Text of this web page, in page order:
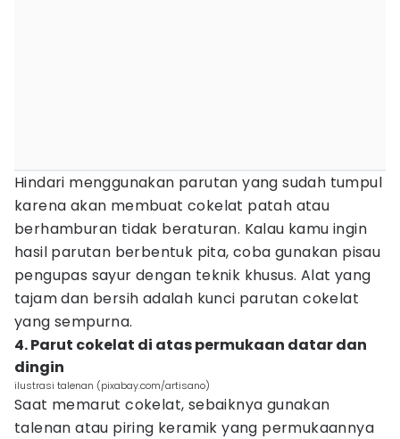
Hindari menggunakan parutan yang sudah tumpul
karena akan membuat cokelat patah atau
berhamburan tidak beraturan. Kalau kamu ingin
hasil parutan berbentuk pita, coba gunakan pisau
pengupas sayur dengan teknik khusus. Alat yang
tajam dan bersih adalah kunci parutan cokelat
yang sempurna.
4. Parut cokelat di atas permukaan datar dan
dingin
ilustrasi talenan (pixabay.com/artisano)
Saat memarut cokelat, sebaiknya gunakan
talenan atau piring keramik yang permukaannya